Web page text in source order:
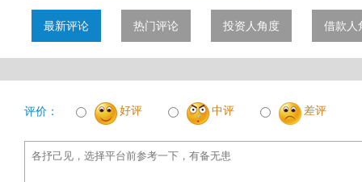
最新评论 热门评论 投资人角度 借款人
评价： 好评 中评 差评